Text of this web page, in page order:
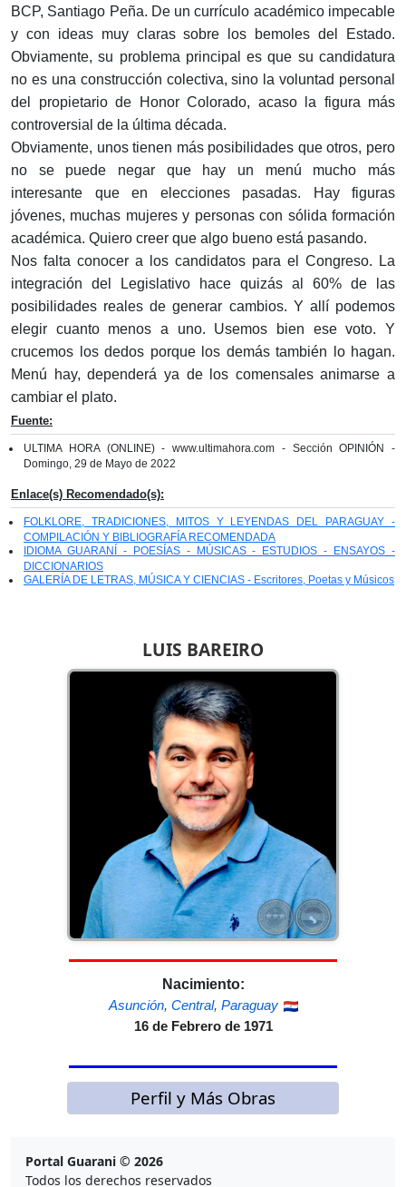
LUIS BAREIRO
Nacimiento:
Asunción, Central, Paraguay
16 de Febrero de 1971
Perfil y Más Obras
BCP, Santiago Peña. De un currículo académico impecable
y con ideas muy claras sobre los bemoles del Estado.
Obviamente, su problema principal es que su candidatura
no es una construcción colectiva, sino la voluntad personal
del propietario de Honor Colorado, acaso la figura más
controversial de la última década.
Obviamente, unos tienen más posibilidades que otros, pero
no se puede negar que hay un menú mucho más
interesante que en elecciones pasadas. Hay figuras
jóvenes, muchas mujeres y personas con sólida formación
académica. Quiero creer que algo bueno está pasando.
Nos falta conocer a los candidatos para el Congreso. La
integración del Legislativo hace quizás al 60% de las
posibilidades reales de generar cambios. Y allí podemos
elegir cuanto menos a uno. Usemos bien ese voto. Y
crucemos los dedos porque los demás también lo hagan.
Menú hay, dependerá ya de los comensales animarse a
cambiar el plato.
Fuente:
ULTIMA HORA (ONLINE) - www.ultimahora.com - Sección OPINIÓN -
Domingo, 29 de Mayo de 2022
Enlace(s) Recomendado(s):
FOLKLORE, TRADICIONES, MITOS Y LEYENDAS DEL PARAGUAY -
COMPILACIÓN Y BIBLIOGRAFÍA RECOMENDADA
IDIOMA GUARANÍ - POESÍAS - MÚSICAS - ESTUDIOS - ENSAYOS -
DICCIONARIOS
GALERÍA DE LETRAS, MÚSICA Y CIENCIAS - Escritores, Poetas y Músicos
Portal Guarani © 2026
Todos los derechos reservados